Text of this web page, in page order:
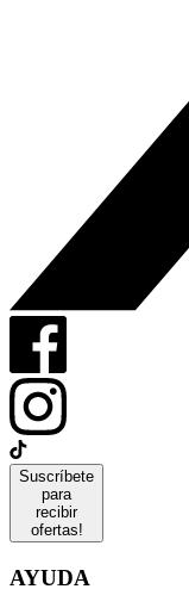
Suscríbete
para
recibir
ofertas!
AYUDA